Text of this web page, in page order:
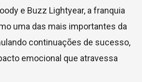
e Buzz Lightyear, a franquia
uma das mais importantes da
continuações de sucesso,
emocional que atravessa